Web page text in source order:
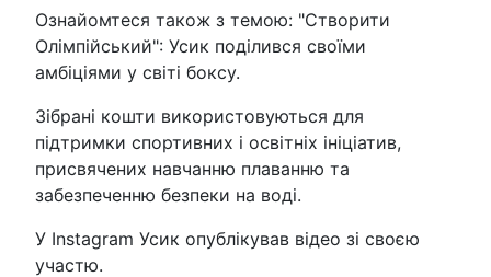
Ознайомтеся також з темою: "Створити
Олімпійський": Усик поділився своїми
амбіціями у світі боксу.
Зібрані кошти використовуються для
підтримки спортивних і освітніх ініціатив,
присвячених навчанню плаванню та
забезпеченню безпеки на воді.
У Instagram Усик опублікував відео зі своєю
участю.